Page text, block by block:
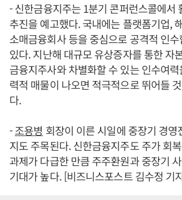
- 신한금융지주는 1분기 콘퍼런스콜에서
추진을 예고했다. 국내에는 플랫폼기업,
소매금융회사 등을 중심으로 공격적 인
있다. 지난해 대규모 유상증자를 통한 자
금융지주사와 차별화할 수 있는 인수여
력적 매물이 나오면 적극적으로 뛰어들
다.
-조용병 회장이 이른 시일에 중장기 경영
지도 주목된다. 신한금융지주도 주가 회
과제가 다급한 만큼 주주환원과 중장기
기대가 높다. [비즈니스포스트 김수정 기